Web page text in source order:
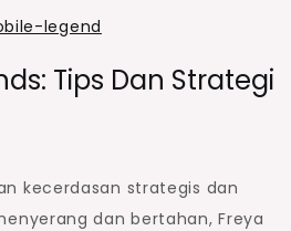
legend
Tips Dan Strategi
kecerdasan strategis dan
dan bertahan, Freya